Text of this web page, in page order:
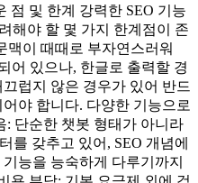
점 및 한계 강력한 SEO 기능
해야 할 몇 가지 한계점이 존
맥이 때때로 부자연스러워
어 있으나, 한글로 출력할 경
럽지 않은 경우가 있어 반드
야 합니다. 다양한 기능으로
: 단순한 챗봇 형태가 아니라
를 갖추고 있어, SEO 개념에
능을 능숙하게 다루기까지